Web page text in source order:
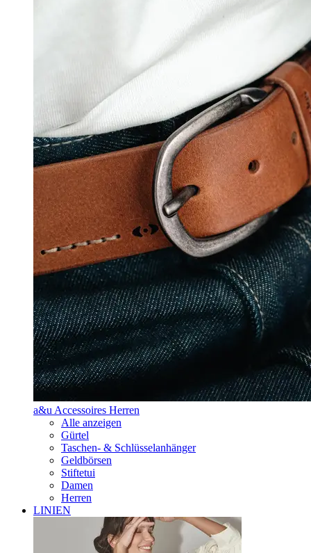
a&u Accessoires Herren
Alle anzeigen
Gürtel
Taschen- & Schlüsselanhänger
Geldbörsen
Stiftetui
Damen
Herren
LINIEN